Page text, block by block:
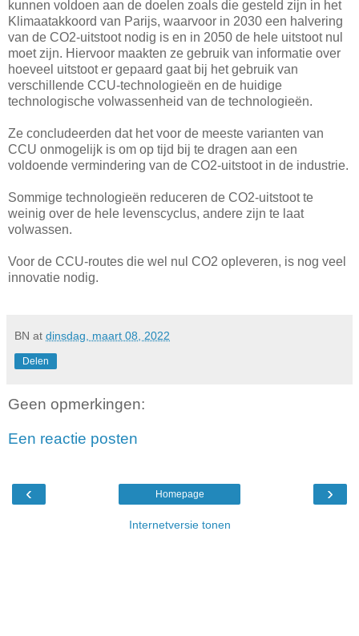
kunnen voldoen aan de doelen zoals die gesteld zijn in het
Klimaatakkoord van Parijs, waarvoor in 2030 een halvering
van de CO2-uitstoot nodig is en in 2050 de hele uitstoot nul
moet zijn. Hiervoor maakten ze gebruik van informatie over
hoeveel uitstoot er gepaard gaat bij het gebruik van
verschillende CCU-technologieën en de huidige
technologische volwassenheid van de technologieën.
Ze concludeerden dat het voor de meeste varianten van
CCU onmogelijk is om op tijd bij te dragen aan een
voldoende vermindering van de CO2-uitstoot in de industrie.
Sommige technologieën reduceren de CO2-uitstoot te
weinig over de hele levenscyclus, andere zijn te laat
volwassen.
Voor de CCU-routes die wel nul CO2 opleveren, is nog veel
innovatie nodig.
BN at dinsdag, maart 08, 2022
Delen
Geen opmerkingen:
Een reactie posten
‹ ›
Homepage
Internetversie tonen